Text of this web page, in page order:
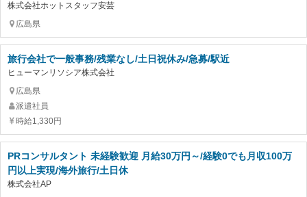
株式会社ホットスタッフ安芸
広島県
旅行会社で一般事務/残業なし/土日祝休み/急募/駅近
ヒューマンリソシア株式会社
広島県
派遣社員
時給1,330円
PRコンサルタント 未経験歓迎 月給30万円～/経験0でも月収100万
円以上実現/海外旅行/土日休
株式会社AP